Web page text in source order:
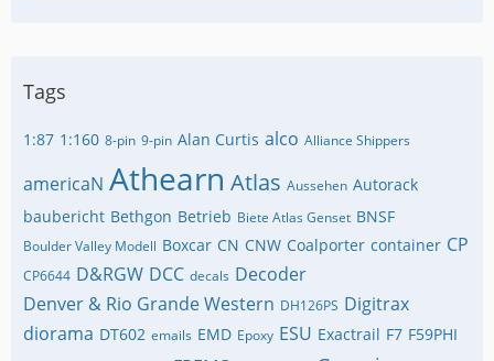
Tags
1:87 1:160 8-pin 9-pin Alan Curtis alco Alliance Shippers
americaN Athearn Atlas Aussehen Autorack
baubericht Bethgon Betrieb Biete Atlas Genset BNSF
Boulder Valley Modell Boxcar CN CNW Coalporter container CP
CP6644 D&RGW DCC decals Decoder
Denver & Rio Grande Western DH126PS Digitrax
diorama DT602 emails EMD Epoxy ESU Exactrail F7 F59PHI